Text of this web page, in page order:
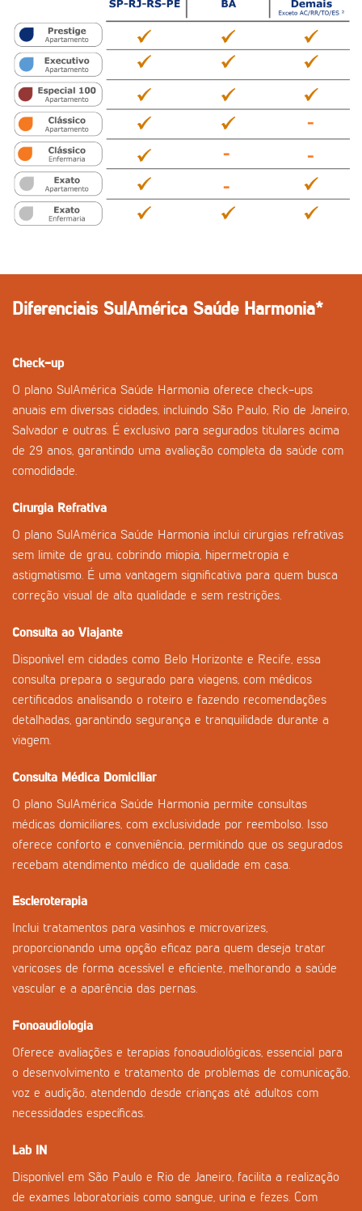
Diferenciais SulAmérica Saúde Harmonia*
Check-up
O plano SulAmérica Saúde Harmonia oferece check-ups
anuais em diversas cidades, incluindo São Paulo, Rio de Janeiro,
Salvador e outras. É exclusivo para segurados titulares acima
de 29 anos, garantindo uma avaliação completa da saúde com
comodidade.
Cirurgia Refrativa
O plano SulAmérica Saúde Harmonia inclui cirurgias refrativas
sem limite de grau, cobrindo miopia, hipermetropia e
astigmatismo. É uma vantagem significativa para quem busca
correção visual de alta qualidade e sem restrições.
Consulta ao Viajante
Disponível em cidades como Belo Horizonte e Recife, essa
consulta prepara o segurado para viagens, com médicos
certificados analisando o roteiro e fazendo recomendações
detalhadas, garantindo segurança e tranquilidade durante a
viagem.
Consulta Médica Domiciliar
O plano SulAmérica Saúde Harmonia permite consultas
médicas domiciliares, com exclusividade por reembolso. Isso
oferece conforto e conveniência, permitindo que os segurados
recebam atendimento médico de qualidade em casa.
Escleroterapia
Inclui tratamentos para vasinhos e microvarizes,
proporcionando uma opção eficaz para quem deseja tratar
varicoses de forma acessível e eficiente, melhorando a saúde
vascular e a aparência das pernas.
Fonoaudiologia
Oferece avaliações e terapias fonoaudiológicas, essencial para
o desenvolvimento e tratamento de problemas de comunicação,
voz e audição, atendendo desde crianças até adultos com
necessidades específicas.
Lab IN
Disponível em São Paulo e Rio de Janeiro, facilita a realização
de exames laboratoriais como sangue, urina e fezes. Com